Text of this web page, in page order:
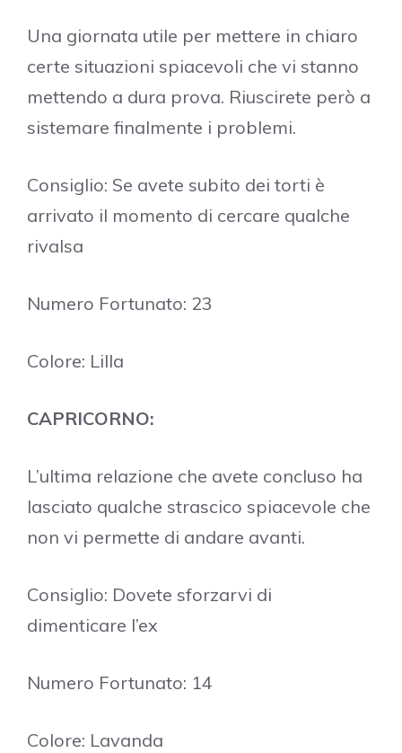
Una giornata utile per mettere in chiaro
certe situazioni spiacevoli che vi stanno
mettendo a dura prova. Riuscirete però a
sistemare finalmente i problemi.
Consiglio: Se avete subito dei torti è
arrivato il momento di cercare qualche
rivalsa
Numero Fortunato: 23
Colore: Lilla
CAPRICORNO:
L’ultima relazione che avete concluso ha
lasciato qualche strascico spiacevole che
non vi permette di andare avanti.
Consiglio: Dovete sforzarvi di
dimenticare l’ex
Numero Fortunato: 14
Colore: Lavanda